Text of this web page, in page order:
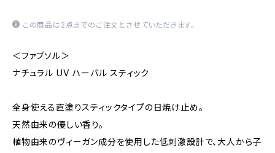
この商品は2点までのご注文とさせていただきます。
＜ファブソル＞
ナチュラル UV ハーバル スティック
全身使える直塗りスティックタイプの日焼け止め。
天然由来の優しい香り。
植物由来のヴィーガン成分を使用した低刺激設計で、大人から子